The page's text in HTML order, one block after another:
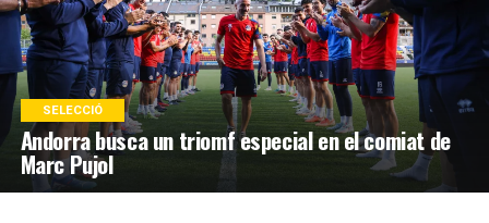
SELECCIÓ
Andorra busca un triomf especial en el comiat de
Marc Pujol